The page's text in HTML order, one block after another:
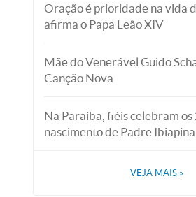
Oração é prioridade na vida
afirma o Papa Leão XIV
Mãe do Venerável Guido
Canção Nova
Na Paraíba, fiéis celebram os
nascimento de Padre Ibiapina
VEJA MAIS »